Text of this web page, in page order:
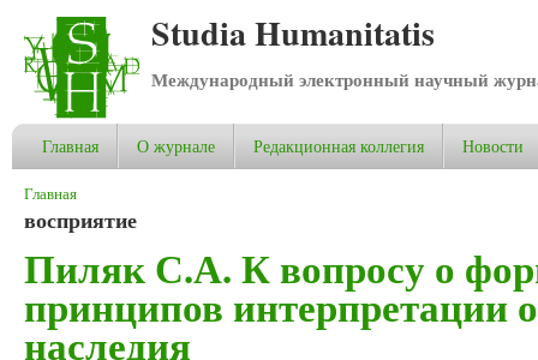
Studia Humanitatis
Международный электронный научный
Главная О журнале Редакционная коллегия Новости
Вы здесь
Главная
восприятие
Пиляк С.А. К вопросу о
принципов интерпретации
наследия